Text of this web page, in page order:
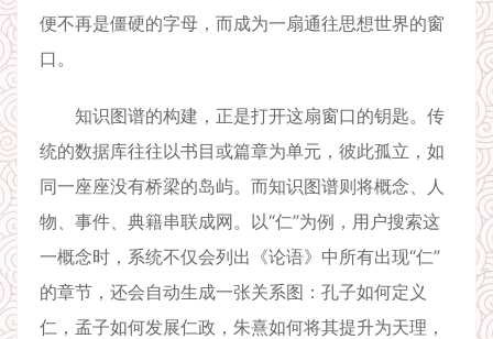
便不再是僵硬的字母，而成为一扇通往思想世界的窗
口。
知识图谱的构建，正是打开这扇窗口的钥匙。传
统的数据库往往以书目或篇章为单元，彼此孤立，如
同一座座没有桥梁的岛屿。而知识图谱则将概念、人
物、事件、典籍串联成网。以“仁”为例，用户搜索这
一概念时，系统不仅会列出《论语》中所有出现“仁”
的章节，还会自动生成一张关系图：孔子如何定义
仁，孟子如何发展仁政，朱熹如何将其提升为天理，